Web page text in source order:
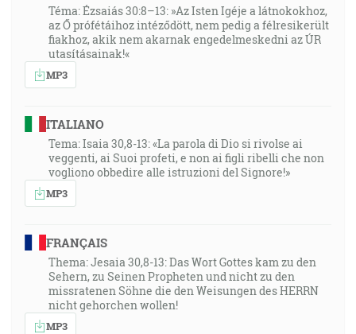
Téma: Ézsaiás 30:8–13: »Az Isten Igéje a látnokokhoz,
az Ő prófétáihoz intéződött, nem pedig a félresikerült
fiakhoz, akik nem akarnak engedelmeskedni az ÚR
utasításainak!«
MP3
ITALIANO
Tema: Isaia 30,8-13: «La parola di Dio si rivolse ai
veggenti, ai Suoi profeti, e non ai figli ribelli che non
vogliono obbedire alle istruzioni del Signore!»
MP3
FRANÇAIS
Thema: Jesaia 30,8-13: Das Wort Gottes kam zu den
Sehern, zu Seinen Propheten und nicht zu den
missratenen Söhne die den Weisungen des HERRN
nicht gehorchen wollen!
MP3